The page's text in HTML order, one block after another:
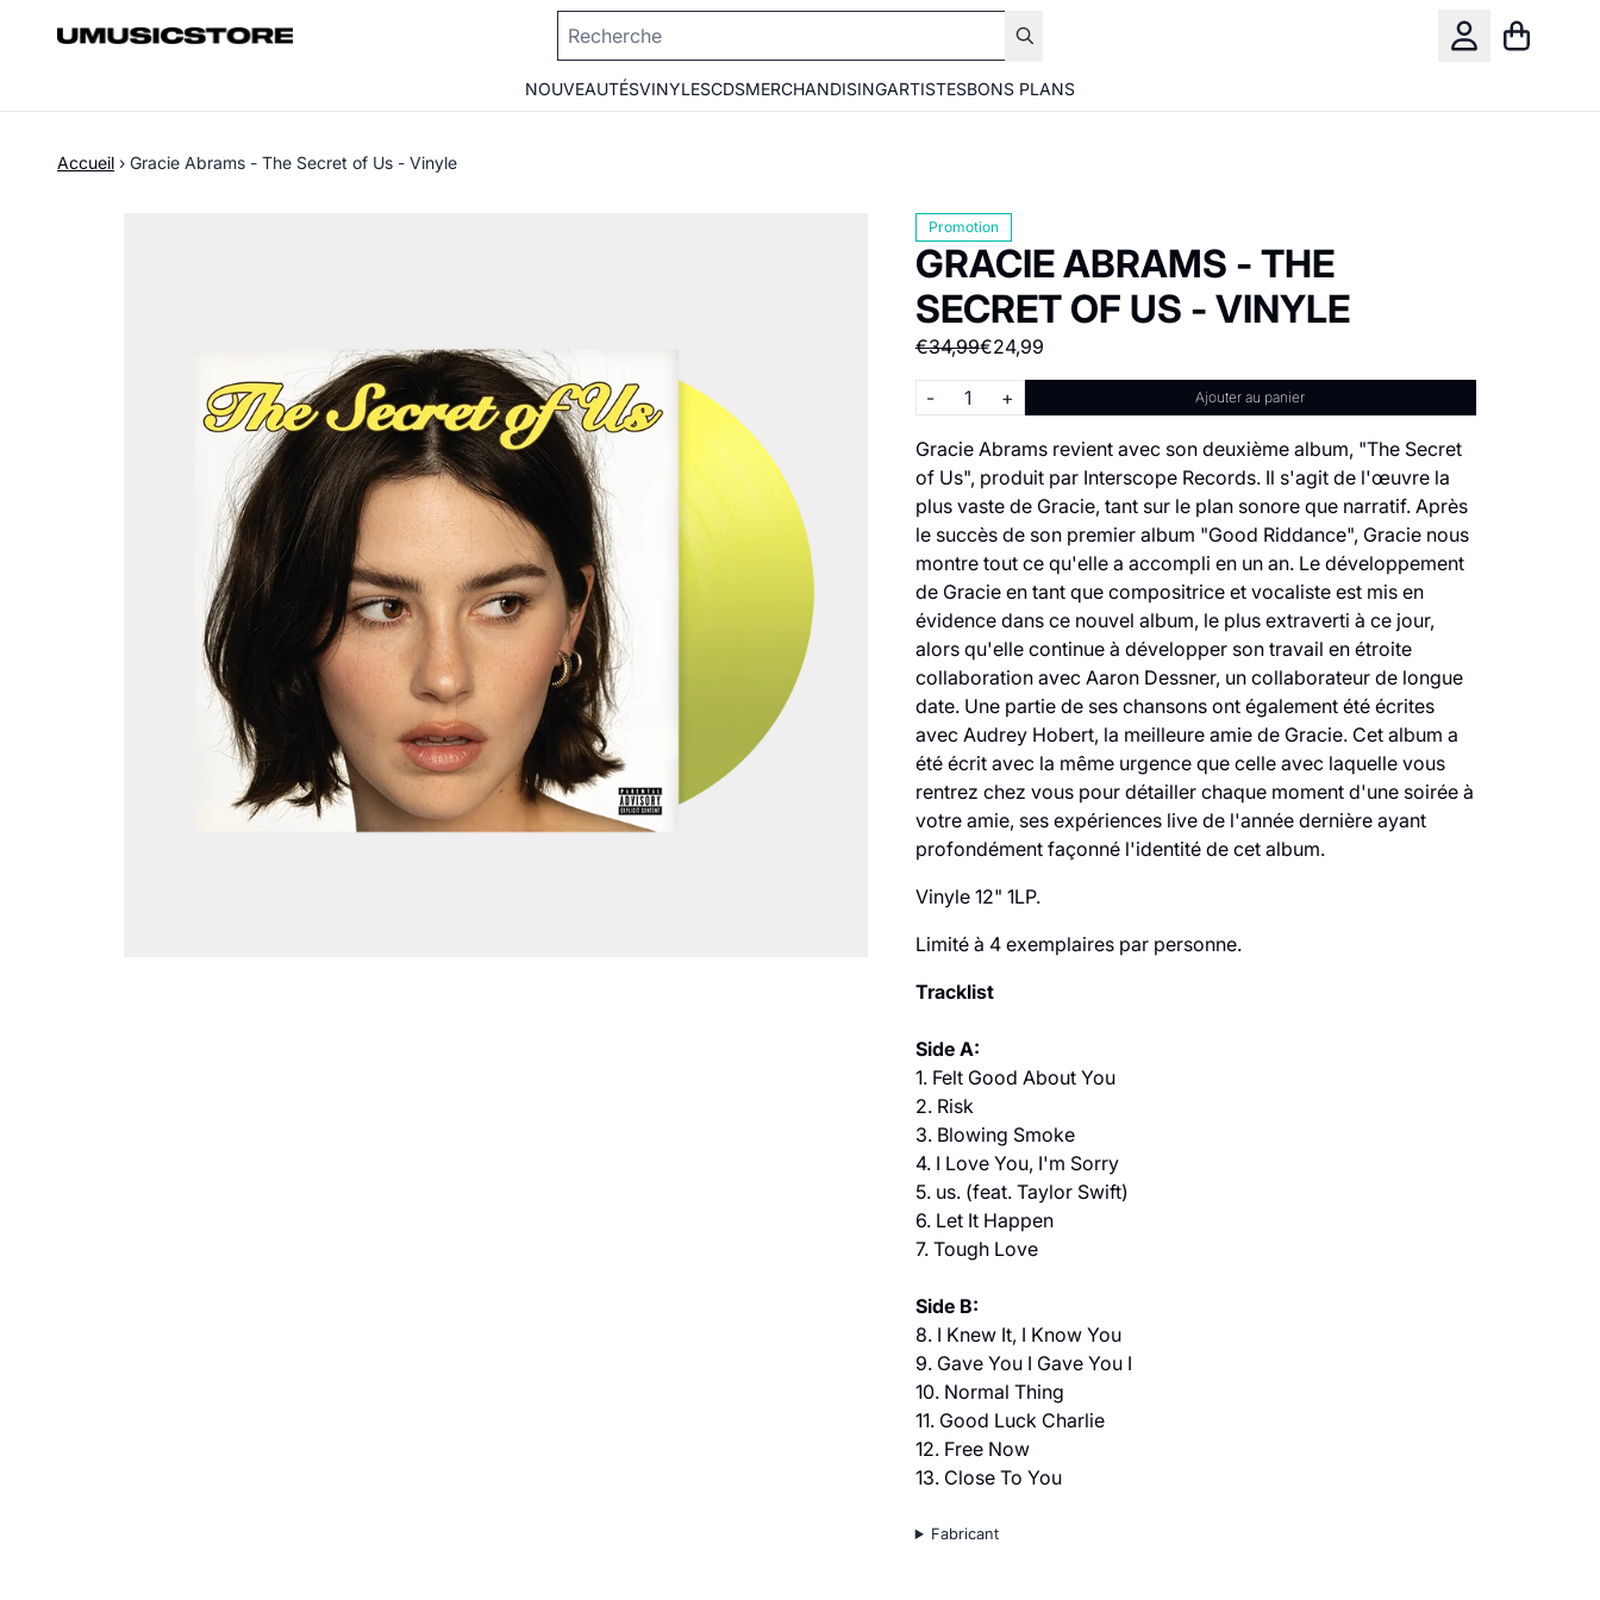
Panier
NOUVEAUTÉSVINYLESCDSMERCHANDISINGARTISTESBONS PLANS
Accueil › Gracie Abrams - The Secret of Us - Vinyle
Promotion
GRACIE ABRAMS - THE
SECRET OF US - VINYLE
€34,99€24,99
Quantité
- + Ajouter au panier
Gracie Abrams revient avec son deuxième album, "The Secret
of Us", produit par Interscope Records. Il s'agit de l'œuvre la
plus vaste de Gracie, tant sur le plan sonore que narratif. Après
le succès de son premier album "Good Riddance", Gracie nous
montre tout ce qu'elle a accompli en un an. Le développement
de Gracie en tant que compositrice et vocaliste est mis en
évidence dans ce nouvel album, le plus extraverti à ce jour,
alors qu'elle continue à développer son travail en étroite
collaboration avec Aaron Dessner, un collaborateur de longue
date. Une partie de ses chansons ont également été écrites
avec Audrey Hobert, la meilleure amie de Gracie. Cet album a
été écrit avec la même urgence que celle avec laquelle vous
rentrez chez vous pour détailler chaque moment d'une soirée à
votre amie, ses expériences live de l'année dernière ayant
profondément façonné l'identité de cet album.
Vinyle 12" 1LP.
Limité à 4 exemplaires par personne.
Tracklist
Side A:
1. Felt Good About You
2. Risk
3. Blowing Smoke
4. I Love You, I'm Sorry
5. us. (feat. Taylor Swift)
6. Let It Happen
7. Tough Love
Side B:
8. I Knew It, I Know You
9. Gave You I Gave You I
10. Normal Thing
11. Good Luck Charlie
12. Free Now
13. Close To You
Fabricant